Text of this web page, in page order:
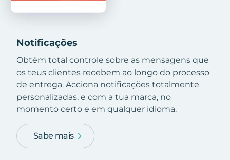
Notificações
Obtém total controle sobre as mensagens que
os teus clientes recebem ao longo do processo
de entrega. Acciona notificações totalmente
personalizadas, e com a tua marca, no
momento certo e em qualquer idioma.
Sabe mais